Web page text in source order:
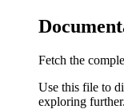
Fetch the
Use this file to
exploring further.